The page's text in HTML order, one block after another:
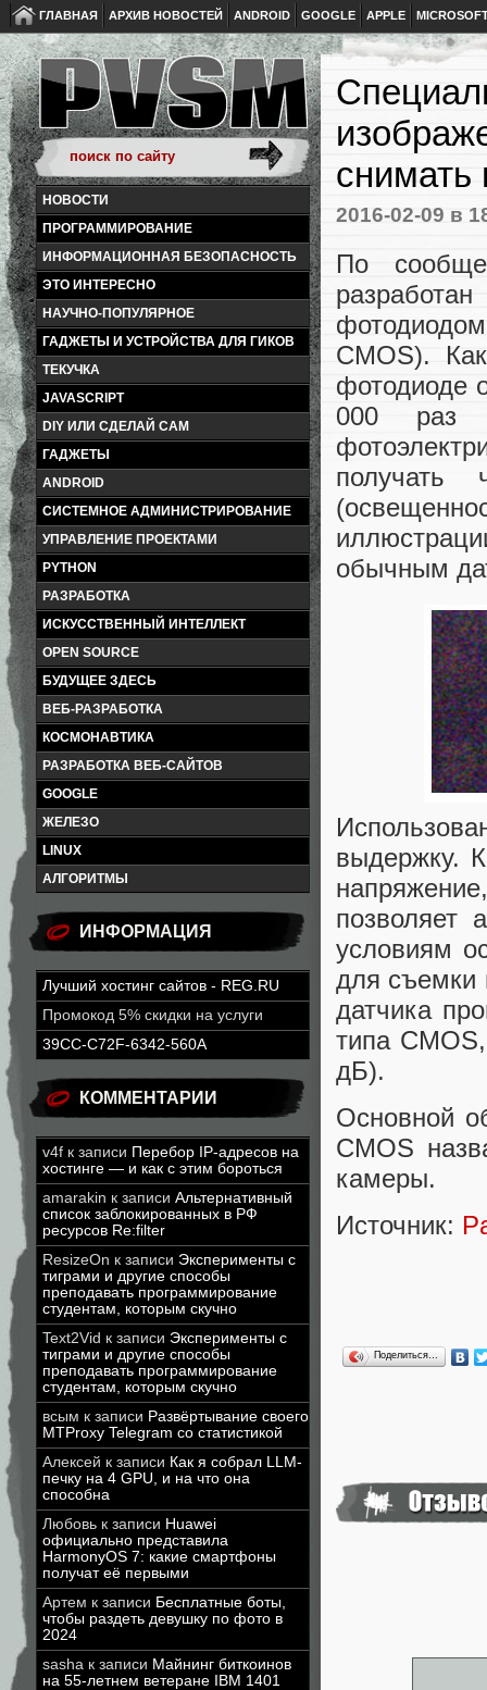
ГЛАВНАЯ АРХИВ НОВОСТЕЙ ANDROID GOOGLE APPLE
НОВОСТИ
ПРОГРАММИРОВАНИЕ
ИНФОРМАЦИОННАЯ БЕЗОПАСНОСТЬ
ЭТО ИНТЕРЕСНО
НАУЧНО-ПОПУЛЯРНОЕ
ГАДЖЕТЫ И УСТРОЙСТВА ДЛЯ ГИКОВ
ТЕКУЧКА
JAVASCRIPT
DIY ИЛИ СДЕЛАЙ САМ
ГАДЖЕТЫ
ANDROID
СИСТЕМНОЕ АДМИНИСТРИРОВАНИЕ
УПРАВЛЕНИЕ ПРОЕКТАМИ
PYTHON
РАЗРАБОТКА
ИСКУССТВЕННЫЙ ИНТЕЛЛЕКТ
OPEN SOURCE
БУДУЩЕЕ ЗДЕСЬ
ВЕБ-РАЗРАБОТКА
КОСМОНАВТИКА
РАЗРАБОТКА ВЕБ-САЙТОВ
GOOGLE
ЖЕЛЕЗО
LINUX
АЛГОРИТМЫ
ИНФОРМАЦИЯ
Лучший хостинг сайтов - REG.RU
Промокод 5% скидки на услуги
39CC-C72F-6342-560A
КОММЕНТАРИИ
v4f к записи Перебор IP-адресов на
хостинге — и как с этим бороться
amarakin к записи Альтернативный
список заблокированных в РФ
ресурсов Re:filter
ResizeOn к записи Эксперименты с
тиграми и другие способы
преподавать программирование
студентам, которым скучно
Text2Vid к записи Эксперименты с
тиграми и другие способы
преподавать программирование
студентам, которым скучно
всым к записи Развёртывание своего
MTProxy Telegram со статистикой
Алексей к записи Как я собрал LLM-
печку на 4 GPU, и на что она
способна
Любовь к записи Huawei
официально представила
HarmonyOS 7: какие смартфоны
получат её первыми
Артем к записи Бесплатные боты,
чтобы раздеть девушку по фото в
2024
sasha к записи Майнинг биткоинов
на 55-летнем ветеране IBM 1401
снимать
2016-02-09 в
По
CMOS).
фотодиоде
000 раз
получать
обычным
выдержку.
позволяет
условиям
для съемки
датчика
типа
дБ).
Основной
CMOS
камеры.
Источник:
Поделиться…